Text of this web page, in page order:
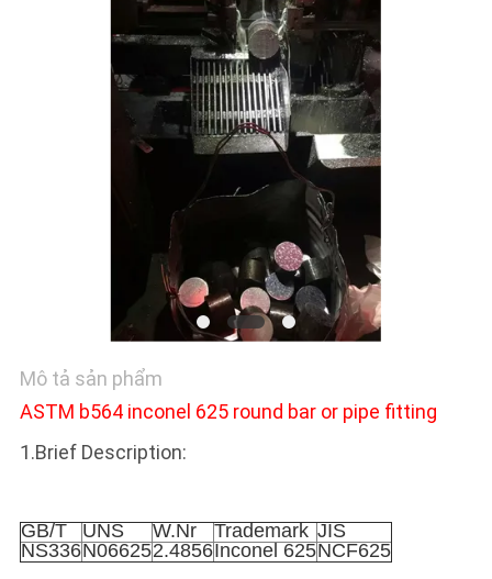
COMPANY
NEWS
SƠ
ĐỒ
Mô tả sản phẩm
ASTM b564 inconel 625 round bar or pipe fitting
1.Brief Description:
GB/T UNS W.Nr Trademark JIS
NS336N066252.4856Inconel 625NCF625